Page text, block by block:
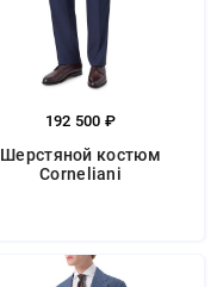
192 500 ₽
Шерстяной костюм
Corneliani